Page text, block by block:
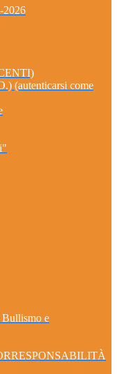
2026
(autenticarsi come
e